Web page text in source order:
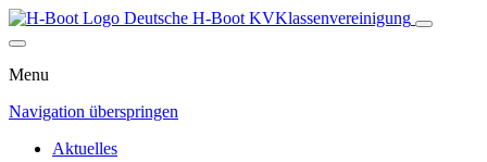
Deutsche H-Boot KVKlassenvereinigung
Menu
Navigation überspringen
Aktuelles